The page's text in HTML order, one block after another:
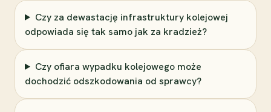
Czy za dewastację infrastruktury kolejowej
odpowiada się tak samo jak za kradzież?
Czy ofiara wypadku kolejowego może
dochodzić odszkodowania od sprawcy?